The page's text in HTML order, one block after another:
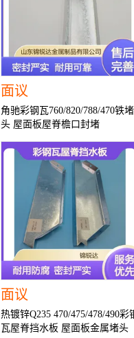
面议
角驰彩钢瓦760/820/788/470铁堵
头 屋面板屋脊檐口封堵
面议
热镀锌Q235 470/475/478/490彩
瓦屋脊挡水板 屋面板金属堵头